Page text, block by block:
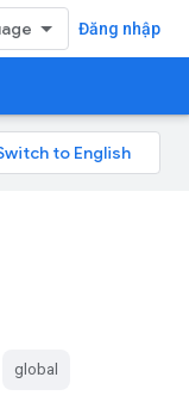
Đăng nhập
global